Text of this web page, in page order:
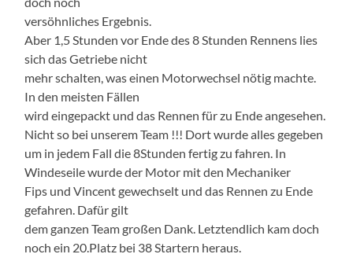
versöhnliches Ergebnis.
Aber 1,5 Stunden vor Ende des 8 Stunden Rennens lies
sich das Getriebe nicht
mehr schalten, was einen Motorwechsel nötig machte.
In den meisten Fällen
wird eingepackt und das Rennen für zu Ende angesehen.
Nicht so bei unserem Team !!! Dort wurde alles gegeben
um in jedem Fall die 8Stunden fertig zu fahren. In
Windeseile wurde der Motor mit den Mechaniker
Fips und Vincent gewechselt und das Rennen zu Ende
gefahren. Dafür gilt
dem ganzen Team großen Dank. Letztendlich kam doch
noch ein 20.Platz bei 38 Startern heraus.